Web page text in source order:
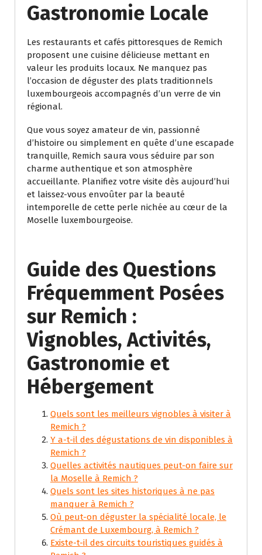
Gastronomie Locale
Les restaurants et cafés pittoresques de Remich
proposent une cuisine délicieuse mettant en
valeur les produits locaux. Ne manquez pas
l’occasion de déguster des plats traditionnels
luxembourgeois accompagnés d’un verre de vin
régional.
Que vous soyez amateur de vin, passionné
d’histoire ou simplement en quête d’une escapade
tranquille, Remich saura vous séduire par son
charme authentique et son atmosphère
accueillante. Planifiez votre visite dès aujourd’hui
et laissez-vous envoûter par la beauté
intemporelle de cette perle nichée au cœur de la
Moselle luxembourgeoise.
Guide des Questions
Fréquemment Posées
sur Remich :
Vignobles, Activités,
Gastronomie et
Hébergement
Quels sont les meilleurs vignobles à visiter à
Remich ?
Y a-t-il des dégustations de vin disponibles à
Remich ?
Quelles activités nautiques peut-on faire sur
la Moselle à Remich ?
Quels sont les sites historiques à ne pas
manquer à Remich ?
Où peut-on déguster la spécialité locale, le
Crémant de Luxembourg, à Remich ?
Existe-t-il des circuits touristiques guidés à